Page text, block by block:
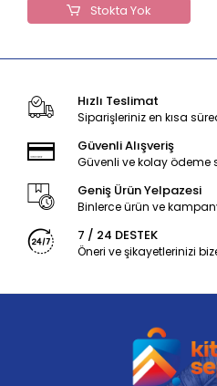
Stokta Yok
Hızlı Teslimat
Siparişleriniz en kısa
Güvenli Alışveriş
Güvenli ve kolay ödeme
Geniş Ürün Yelpazesi
Binlerce ürün ve
7 / 24 DESTEK
Öneri ve şikayetlerinizi